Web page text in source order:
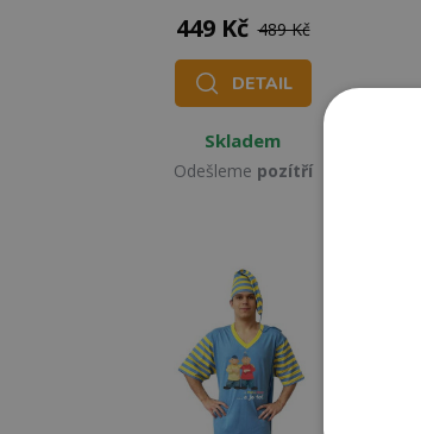
449 Kč 489 Kč
DETAIL
Skladem
Odešleme pozítří